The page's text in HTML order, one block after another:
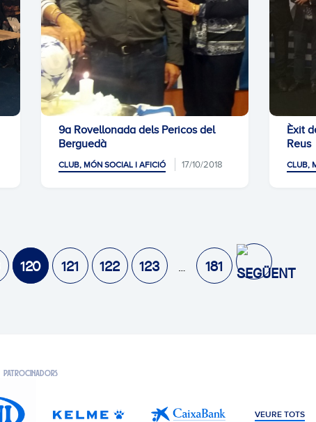
9a Rovellonada dels Pericos del
Berguedà
CLUB, MÓN SOCIAL I AFICIÓ 17/10/2018
Èxit
Reus
CLUB,
120 121 122 123 181
PATROCINADORS
VEURE TOTS